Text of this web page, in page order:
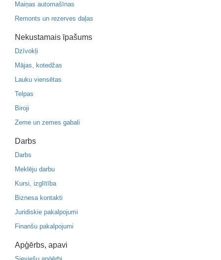
Maiņas automašīnas
Remonts un rezerves daļas
Nekustamais īpašums
Dzīvokļi
Mājas, kotedžas
Lauku viensētas
Telpas
Biroji
Zeme un zemes gabali
Darbs
Darbs
Meklēju darbu
Kursi, izglītība
Biznesa kontakti
Juridiskie pakalpojumi
Finanšu pakalpojumi
Apģērbs, apavi